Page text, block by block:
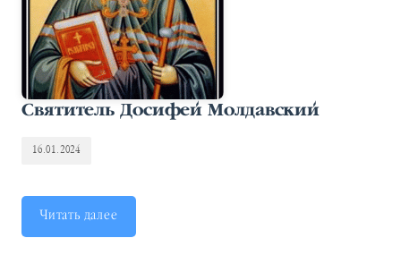
Святитель Досифей Молдавский
16.01.2024
Читать далее